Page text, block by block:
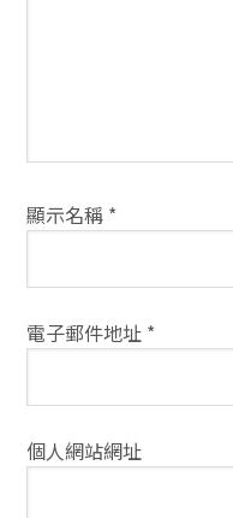
顯示名稱 *
電子郵件地址 *
個人網站網址